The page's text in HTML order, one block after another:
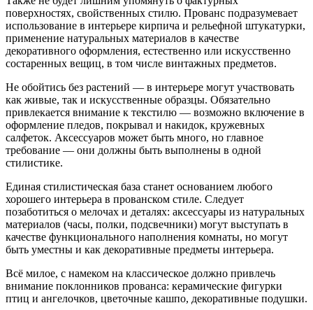
поверхностях, свойственных стилю. Прованс подразумевает
использование в интерьере кирпича и рельефной штукатурки,
применение натуральных материалов в качестве
декоративного оформления, естественно или искусственно
состаренных вещиц, в том числе винтажных предметов.
Не обойтись без растений — в интерьере могут участвовать
как живые, так и искусственные образцы. Обязательно
привлекается внимание к текстилю — возможно включение в
оформление пледов, покрывал и накидок, кружевных
салфеток. Аксессуаров может быть много, но главное
требование — они должны быть выполнены в одной
стилистике.
Единая стилистическая база станет основанием любого
хорошего интерьера в прованском стиле. Следует
позаботиться о мелочах и деталях: аксессуары из натуральных
материалов (часы, полки, подсвечники) могут выступать в
качестве функционального наполнения комнаты, но могут
быть уместны и как декоративные предметы интерьера.
Всё милое, с намеком на классическое должно привлечь
внимание поклонников прованса: керамические фигурки
птиц и ангелочков, цветочные кашпо, декоративные подушки.